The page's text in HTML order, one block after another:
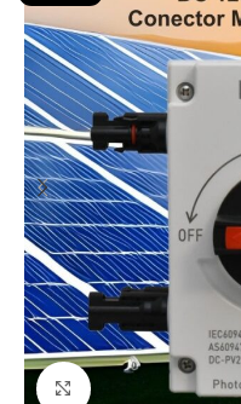
Mărește imaginea